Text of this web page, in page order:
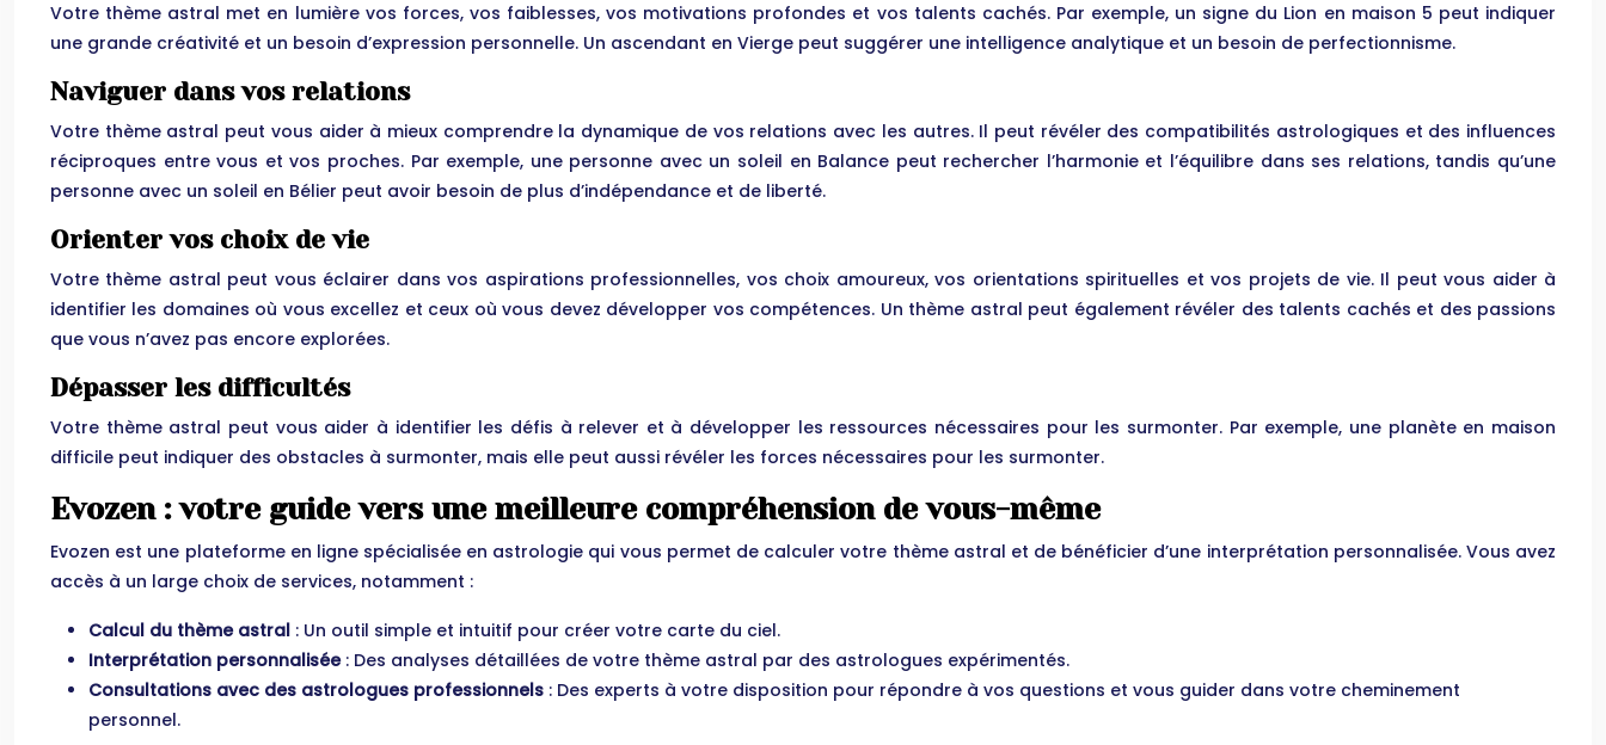
Votre thème astral met en lumière vos forces, vos faiblesses, vos motivations profondes et vos talents cachés. Par exemple, un signe du Lion en maison 5 peut indiquer
une grande créativité et un besoin d’expression personnelle. Un ascendant en Vierge peut suggérer une intelligence analytique et un besoin de perfectionnisme.
Naviguer dans vos relations
Votre thème astral peut vous aider à mieux comprendre la dynamique de vos relations avec les autres. Il peut révéler des compatibilités astrologiques et des influences
réciproques entre vous et vos proches. Par exemple, une personne avec un soleil en Balance peut rechercher l’harmonie et l’équilibre dans ses relations, tandis qu’une
personne avec un soleil en Bélier peut avoir besoin de plus d’indépendance et de liberté.
Orienter vos choix de vie
Votre thème astral peut vous éclairer dans vos aspirations professionnelles, vos choix amoureux, vos orientations spirituelles et vos projets de vie. Il peut vous aider à
identifier les domaines où vous excellez et ceux où vous devez développer vos compétences. Un thème astral peut également révéler des talents cachés et des passions
que vous n’avez pas encore explorées.
Dépasser les difficultés
Votre thème astral peut vous aider à identifier les défis à relever et à développer les ressources nécessaires pour les surmonter. Par exemple, une planète en maison
difficile peut indiquer des obstacles à surmonter, mais elle peut aussi révéler les forces nécessaires pour les surmonter.
Evozen : votre guide vers une meilleure compréhension de vous-même
Evozen est une plateforme en ligne spécialisée en astrologie qui vous permet de calculer votre thème astral et de bénéficier d’une interprétation personnalisée. Vous avez
accès à un large choix de services, notamment :
Calcul du thème astral : Un outil simple et intuitif pour créer votre carte du ciel.
Interprétation personnalisée : Des analyses détaillées de votre thème astral par des astrologues expérimentés.
Consultations avec des astrologues professionnels : Des experts à votre disposition pour répondre à vos questions et vous guider dans votre cheminement
personnel.